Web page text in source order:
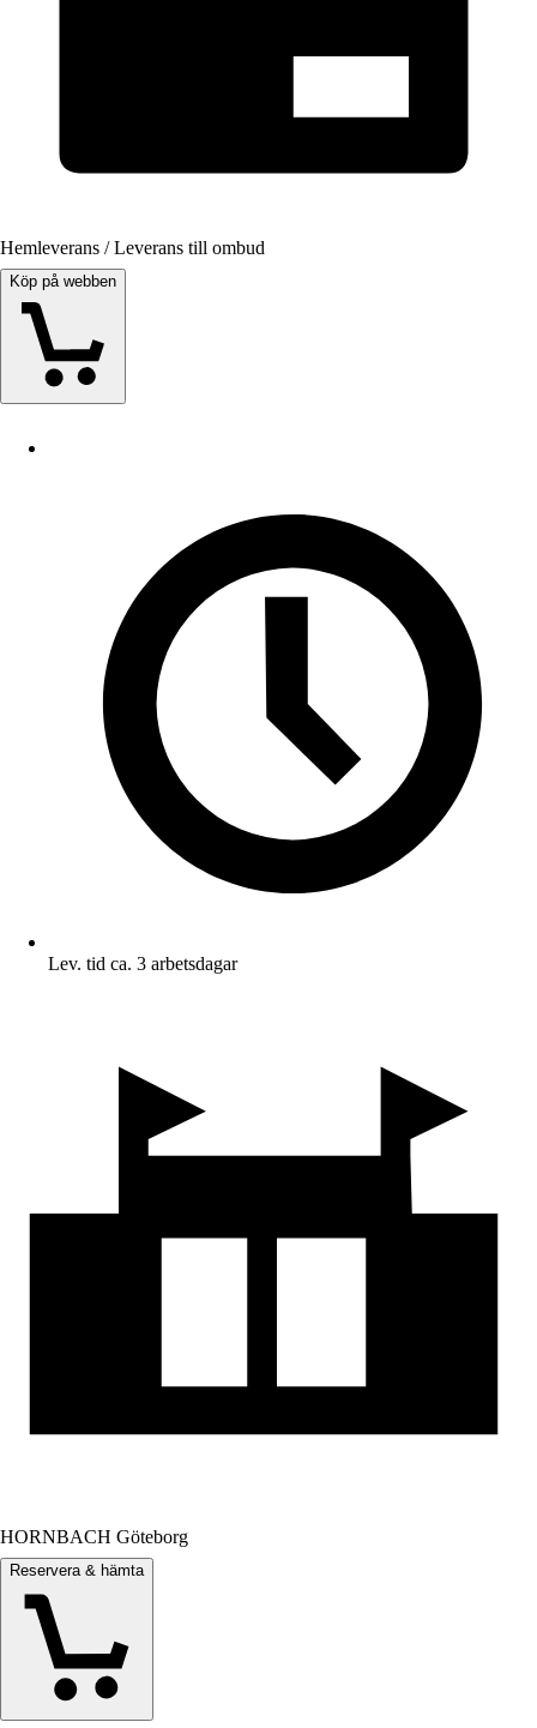
Hemleverans / Leverans till ombud
Köp på webben
Lev. tid ca. 3 arbetsdagar
HORNBACH Göteborg
Reservera & hämta